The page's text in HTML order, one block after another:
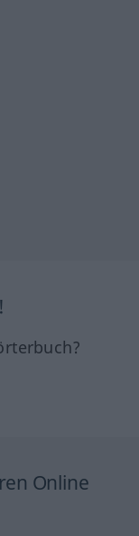
Online